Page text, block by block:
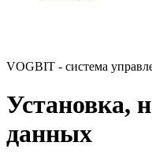
VOGBIT - система
Установка,
данных